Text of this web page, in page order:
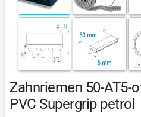
Zahnriemen 50-AT5-
PVC Supergrip petrol